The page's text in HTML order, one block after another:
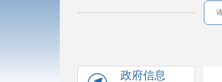
政府信息